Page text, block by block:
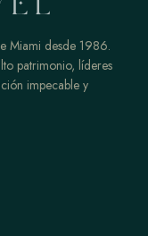
Miami desde 1986.
patrimonio, líderes
impecable y